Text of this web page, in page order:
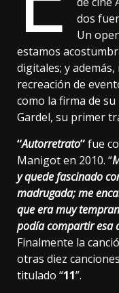
dos
Un
estamos
digitales; y
recreación de
como la firma de
Gardel, su primer
“Autorretrato”fue
Manigot en 2010. “
y quede fascinado
madrugada; me
que era muy
podía compartir esa
Finalmente la
otras diez
titulado “11”.